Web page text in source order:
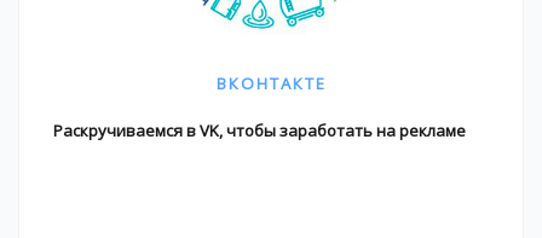
ВКОНТАКТЕ
Раскручиваемся в VK, чтобы заработать на рекламе